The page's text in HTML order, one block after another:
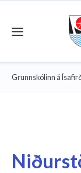
Toggle navigation
Grunnskólinn á